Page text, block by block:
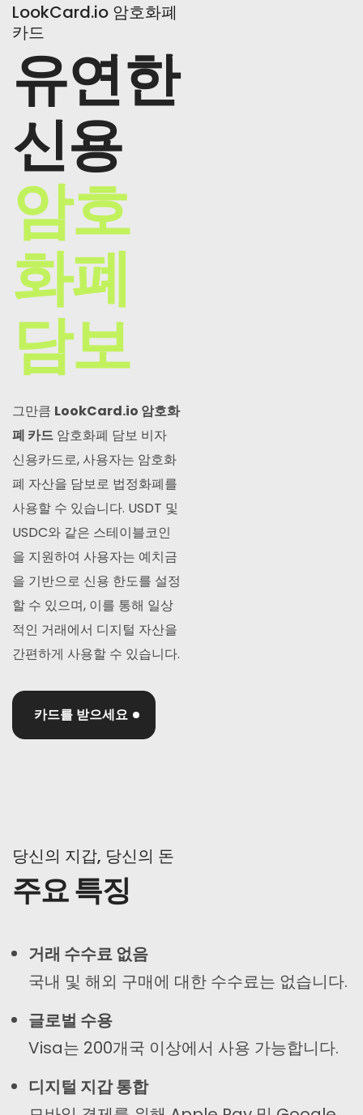
LookCard.io 암호화폐
카드
유연한
신용
암호
화폐
담보
그만큼 LookCard.io 암호화
폐 카드 암호화폐 담보 비자
신용카드로, 사용자는 암호화
폐 자산을 담보로 법정화폐를
사용할 수 있습니다. USDT 및
USDC와 같은 스테이블코인
을 지원하여 사용자는 예치금
을 기반으로 신용 한도를 설정
할 수 있으며, 이를 통해 일상
적인 거래에서 디지털 자산을
간편하게 사용할 수 있습니다.
카드를 받으세요
당신의 지갑, 당신의 돈
주요 특징
거래 수수료 없음
국내 및 해외 구매에 대한 수수료는 없습니다.
글로벌 수용
Visa는 200개국 이상에서 사용 가능합니다.
디지털 지갑 통합